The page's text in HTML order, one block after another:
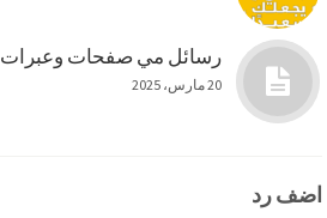
رسائل مي صفحات وعبرات
20 مارس، 2025
اضف رد